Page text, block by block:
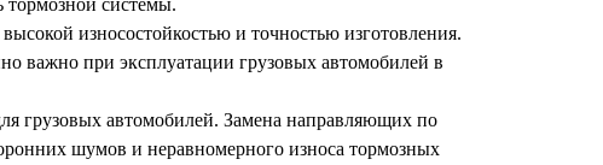
тормозной системы.
износостойкостью и точностью изготовления.
важно при эксплуатации грузовых автомобилей в
грузовых автомобилей. Замена направляющих по
шумов и неравномерного износа тормозных